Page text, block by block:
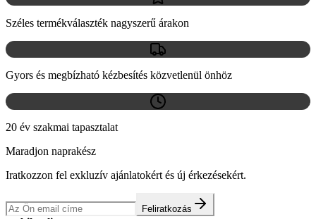
Széles termékválaszték nagyszerű árakon
Gyors és megbízható kézbesítés közvetlenül önhöz
20 év szakmai tapasztalat
Maradjon naprakész
Iratkozzon fel exkluzív ajánlatokért és új érkezésekért.
Feliratkozás